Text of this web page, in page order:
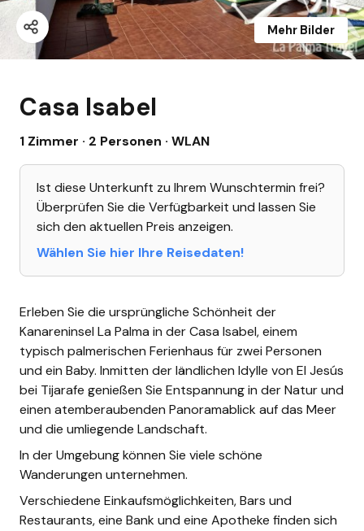
Mehr Bilder
Casa Isabel
1 Zimmer · 2 Personen · WLAN
Ist diese Unterkunft zu Ihrem Wunschtermin frei?
Überprüfen Sie die Verfügbarkeit und lassen Sie
sich den aktuellen Preis anzeigen.
Wählen Sie hier Ihre Reisedaten!
Erleben Sie die ursprüngliche Schönheit der
Kanareninsel La Palma in der Casa Isabel, einem
typisch palmerischen Ferienhaus für zwei Personen
und ein Baby. Inmitten der ländlichen Idylle von El Jesús
bei Tijarafe genießen Sie Entspannung in der Natur und
einen atemberaubenden Panoramablick auf das Meer
und die umliegende Landschaft.
In der Umgebung können Sie viele schöne
Wanderungen unternehmen.
Verschiedene Einkaufsmöglichkeiten, Bars und
Restaurants, eine Bank und eine Apotheke finden sich